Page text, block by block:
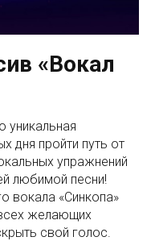
«Вокал
уникальная
дня пройти путь от
упражнений
любимой песни!
вокала «Синкопа»
желающих
свой голос.